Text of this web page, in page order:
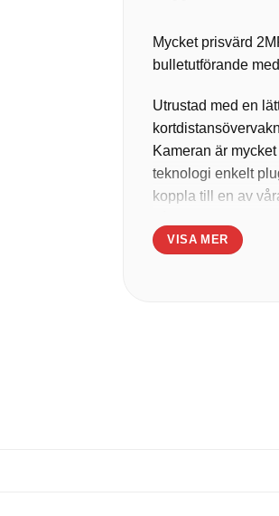
Mycket prisvärd
bulletutförande
Utrustad med en
Kameran är
teknologi enkelt
koppla till en av
avskräckning samt
VISA MER